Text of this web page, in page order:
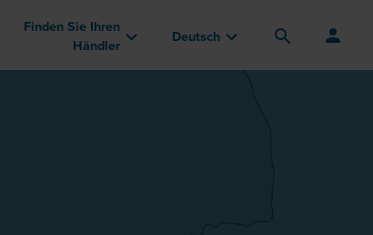
Finden Sie Ihren
Händler
Deutsch